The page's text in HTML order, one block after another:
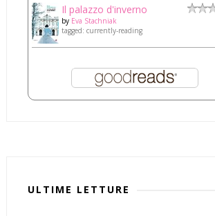
Il palazzo d'inverno
by Eva Stachniak
tagged: currently-reading
ULTIME LETTURE